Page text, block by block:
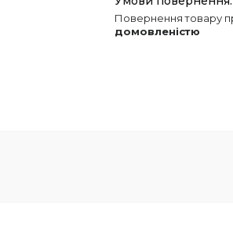
повернення товару
домовленістю